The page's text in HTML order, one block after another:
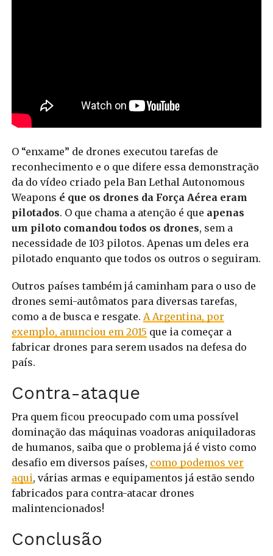
O “enxame” de drones executou tarefas de
reconhecimento e o que difere essa demonstração
da do vídeo criado pela Ban Lethal Autonomous
Weapons é que os drones da Força Aérea eram
pilotados. O que chama a atenção é que apenas
um piloto comandou todos os drones, sem a
necessidade de 103 pilotos. Apenas um deles era
pilotado enquanto que todos os outros o seguiram.
Outros países também já caminham para o uso de
drones semi-autômatos para diversas tarefas,
como a de busca e resgate. A Argentina, por
exemplo, anunciou em 2015 que ia começar a
fabricar drones para serem usados na defesa do
país.
Contra-ataque
Pra quem ficou preocupado com uma possível
dominação das máquinas voadoras aniquiladoras
de humanos, saiba que o problema já é visto como
desafio em diversos países, como podemos ver
aqui, várias armas e equipamentos já estão sendo
fabricados para contra-atacar drones
malintencionados!
Conclusão